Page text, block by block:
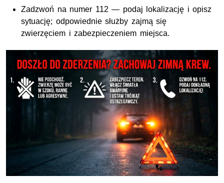
Zadzwoń na numer 112 — podaj lokalizację i opisz
sytuację; odpowiednie służby zajmą się
zwierzęciem i zabezpieczeniem miejsca.